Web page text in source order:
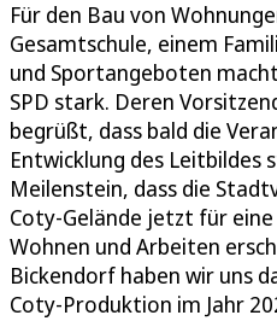
Für den Bau von
Gesamtschule, einem
und Sportangeboten
SPD stark. Deren
begrüßt, dass bald die
Entwicklung des Leitbildes
Meilenstein, dass die
Coty-Gelände jetzt für
Wohnen und Arbeiten
Bickendorf haben wir uns
Coty-Produktion im Jahr